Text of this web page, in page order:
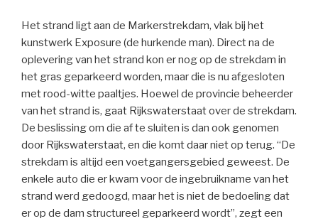
Het strand ligt aan de Markerstrekdam, vlak bij het
kunstwerk Exposure (de hurkende man). Direct na de
oplevering van het strand kon er nog op de strekdam in
het gras geparkeerd worden, maar die is nu afgesloten
met rood-witte paaltjes. Hoewel de provincie beheerder
van het strand is, gaat Rijkswaterstaat over de strekdam.
De beslissing om die af te sluiten is dan ook genomen
door Rijkswaterstaat, en die komt daar niet op terug. “De
strekdam is altijd een voetgangersgebied geweest. De
enkele auto die er kwam voor de ingebruikname van het
strand werd gedoogd, maar het is niet de bedoeling dat
er op de dam structureel geparkeerd wordt”, zegt een